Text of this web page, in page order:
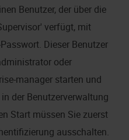
Benutzer, der über die
verfügt, mit
Dieser Benutzer
oder
manager starten und
der Benutzerverwaltung
Start müssen Sie zuerst
ausschalten.